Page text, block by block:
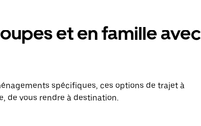
et en famille avec
spécifiques, ces options de trajet à
de vous rendre à destination.